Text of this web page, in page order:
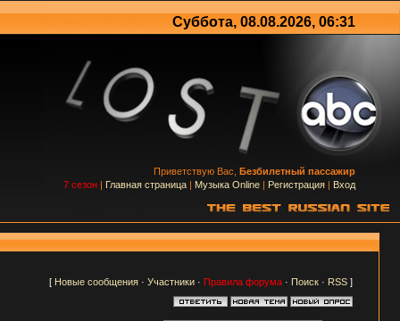
Суббота, 08.08.2026, 06:31
Приветствую Вас, Безбилетный пассажир
7 сезон | Главная страница | Музыка Online | Регистрация | Вход
[ Новые сообщения· Участники· Правила форума· Поиск· RSS]